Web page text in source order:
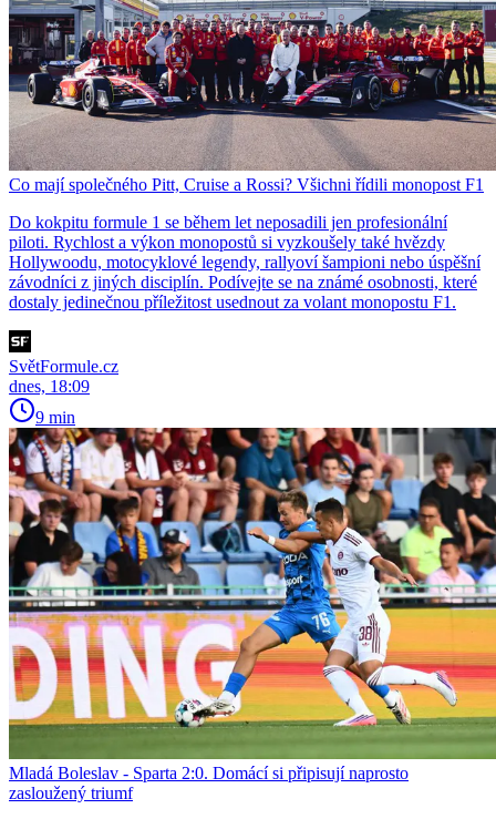
Co mají společného Pitt, Cruise a Rossi? Všichni řídili monopost F1
Do kokpitu formule 1 se během let neposadili jen profesionální
piloti. Rychlost a výkon monopostů si vyzkoušely také hvězdy
Hollywoodu, motocyklové legendy, rallyoví šampioni nebo úspěšní
závodníci z jiných disciplín. Podívejte se na známé osobnosti, které
dostaly jedinečnou příležitost usednout za volant monopostu F1.
SvětFormule.cz
dnes, 18:09
9 min
Mladá Boleslav - Sparta 2:0. Domácí si připisují naprosto
zasloužený triumf